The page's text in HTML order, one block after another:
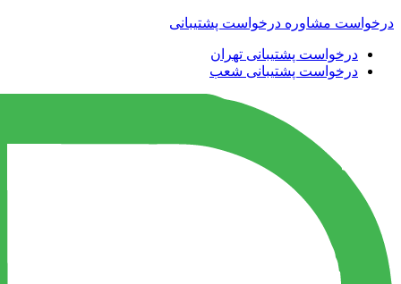
درخواست مشاوره درخواست پشتیبانی
درخواست پشتیبانی تهران
درخواست پشتیبانی شعب